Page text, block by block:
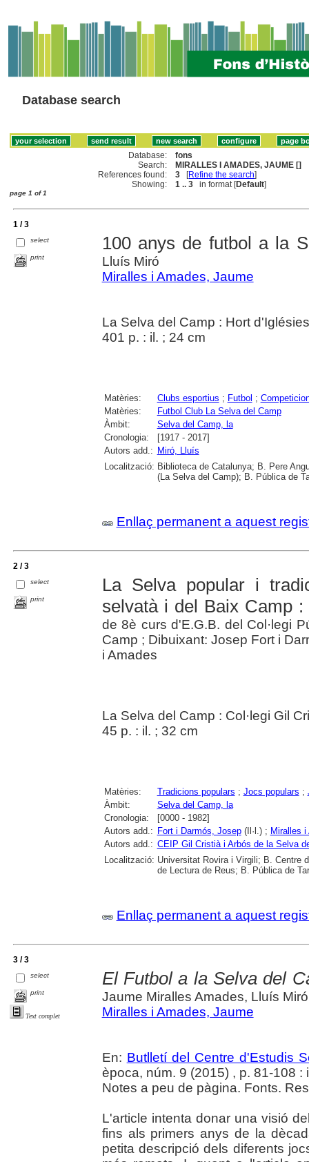
Database search
Database:
fons
Search:
MIRALLES I AMADES, JAUME []
References found:
3 [Refine the search]
Showing:
1 .. 3 in format [Default]
page 1 of 1
1 / 3
select
print
100 anys de futbol a la
Lluís Miró
Miralles i Amades, Jaume
La Selva del Camp : Hort
401 p. : il. ; 24 cm
Matèries: Clubs esportius ; Futbol ;
Matèries:
Futbol Club La Selva del Camp
Àmbit:
Selva del Camp, la
Cronologia:
[1917 - 2017]
Autors add.: Miró, Lluís
Localització: Biblioteca de Catalunya; B. Pere
(La Selva del Camp); B. Pública de
Enllaç permanent a aquest
2 / 3
select
print
La Selva popular i
selvatà i del Baix Camp :
de 8è curs d'E.G.B. del Col·legi
Camp ; Dibuixant: Josep Fort i
i Amades
La Selva del Camp : Col·legi Gil
45 p. : il. ; 32 cm
Matèries: Tradicions populars ; Jocs populars ;
Àmbit:
Selva del Camp, la
Cronologia:
[0000 - 1982]
Autors add.: Fort i Darmós, Josep(Il·l.) ; Miralles
Autors add.: CEIP Gil Cristià i Arbós de la Selva
Localització: Universitat Rovira i Virgili; B. Centre
de Lectura de Reus; B. Pública de
Enllaç permanent a aquest
3 / 3
select
print
Text complet
El Futbol a la Selva del
Jaume Miralles Amades, Lluís
Miralles i Amades, Jaume
En: Butlletí del Centre d'Estudis
època, núm. 9 (2015) , p. 81-108 :
Notes a peu de pàgina. Fonts.
L'article intenta donar una visió
fins als primers anys de la
petita descripció dels diferents